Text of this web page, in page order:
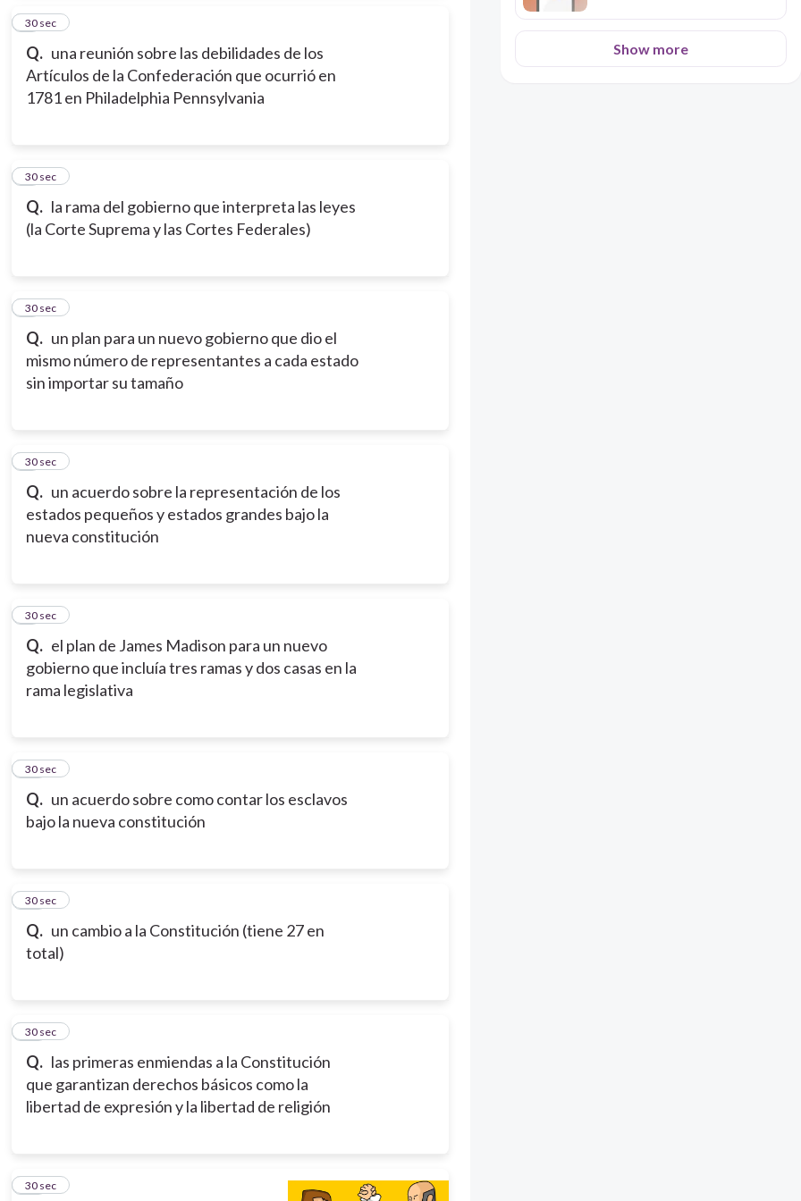
Q. una reunión sobre las debilidades de los
Artículos de la Confederación que ocurrió en
1781 en Philadelphia Pennsylvania
5
30 sec
Q. la rama del gobierno que interpreta las leyes
(la Corte Suprema y las Cortes Federales)
6
30 sec
Q. un plan para un nuevo gobierno que dio el
mismo número de representantes a cada estado
sin importar su tamaño
7
30 sec
Q. un acuerdo sobre la representación de los
estados pequeños y estados grandes bajo la
nueva constitución
8
30 sec
Q. el plan de James Madison para un nuevo
gobierno que incluía tres ramas y dos casas en la
rama legislativa
9
30 sec
Q. un acuerdo sobre como contar los esclavos
bajo la nueva constitución
10
30 sec
Q. un cambio a la Constitución (tiene 27 en
total)
11
30 sec
Q. las primeras enmiendas a la Constitución
que garantizan derechos básicos como la
libertad de expresión y la libertad de religión
12
30 sec
13
30 sec
Show more